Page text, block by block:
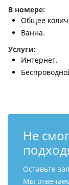
В номере:
Общее
Ванна.
Услуги:
Интернет.
Не
Оставьте
Мы